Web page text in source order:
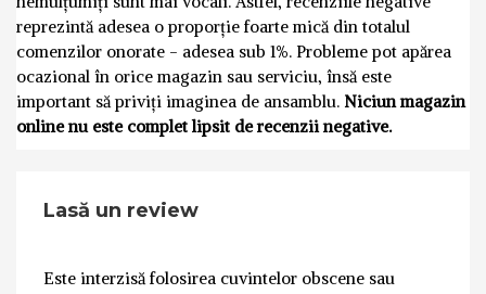
reprezintă adesea o proporție foarte mică din totalul
comenzilor onorate - adesea sub 1%. Probleme pot apărea
ocazional în orice magazin sau serviciu, însă este
important să priviți imaginea de ansamblu. Niciun magazin
online nu este complet lipsit de recenzii negative.
Lasă un review
Este interzisă folosirea cuvintelor obscene sau